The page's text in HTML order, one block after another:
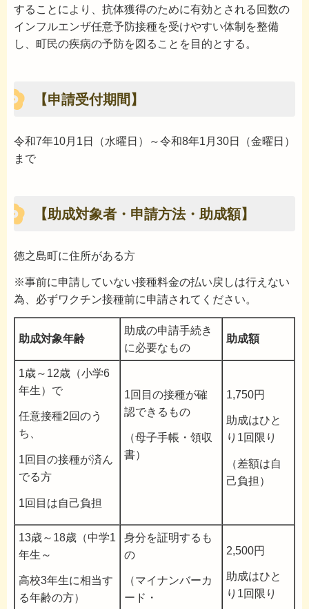
することにより、抗体獲得のために有効とされる回数の
インフルエンザ任意予防接種を受けやすい体制を整備
し、町民の疾病の予防を図ることを目的とする。
【申請受付期間】
令和7年10月1日（水曜日）～令和8年1月30日（金曜日）
まで
【助成対象者・申請方法・助成額】
徳之島町に住所がある方
※事前に申請していない接種料金の払い戻しは行えない
為、必ずワクチン接種前に申請されてください。
助成対象年齢
助成の申請手続き
に必要なもの
助成額
1歳～12歳（小学6
年生）で
任意接種2回のう
ち、
1回目の接種が済ん
でる方
1回目は自己負担
1回目の接種が確
認できるもの
（母子手帳・領収
書）
1,750円
助成はひと
り1回限り
（差額は自
己負担）
13歳～18歳（中学1
年生～
高校3年生に相当す
る年齢の方）
身分を証明するも
の
（マイナンバーカ
ード・
2,500円
助成はひと
り1回限り